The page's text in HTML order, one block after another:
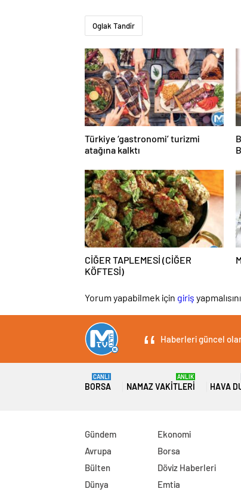
Oglak Tandir
Türkiye ‘gastronomi’ turizmi
atağına kalktı
CİĞER TAPLEMESİ (CİĞER
KÖFTESİ)
Yorum yapabilmek için giriş
Haberleri güncel
BORSA
CANLI
NAMAZ VAKITLERI
ANLIK
HAVA
Gündem
Avrupa
Bülten
Dünya
Ekonomi
Borsa
Döviz Haberleri
Emtia